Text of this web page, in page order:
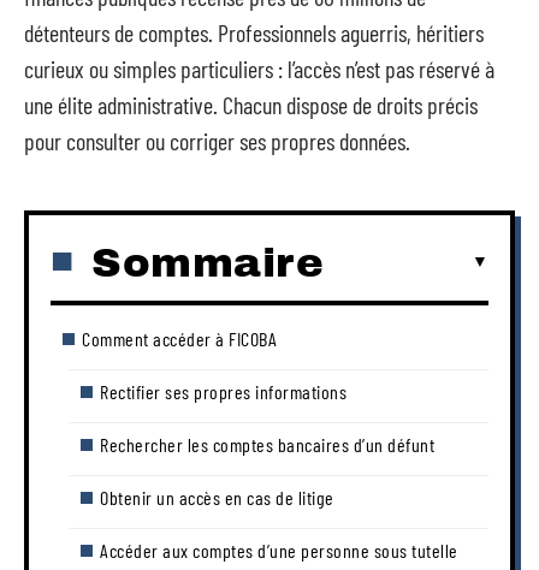
détenteurs de comptes. Professionnels aguerris, héritiers
curieux ou simples particuliers : l’accès n’est pas réservé à
une élite administrative. Chacun dispose de droits précis
pour consulter ou corriger ses propres données.
Sommaire
Comment accéder à FICOBA
Rectifier ses propres informations
Rechercher les comptes bancaires d’un défunt
Obtenir un accès en cas de litige
Accéder aux comptes d’une personne sous tutelle